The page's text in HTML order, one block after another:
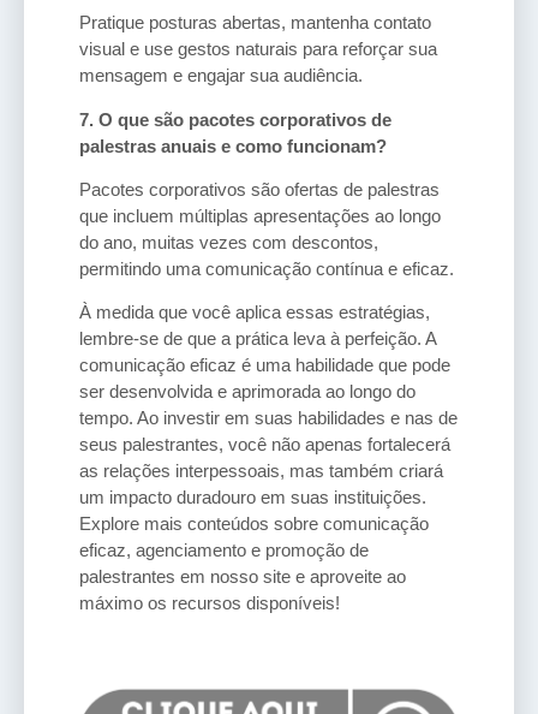
Pratique posturas abertas, mantenha contato
visual e use gestos naturais para reforçar sua
mensagem e engajar sua audiência.
7. O que são pacotes corporativos de
palestras anuais e como funcionam?
Pacotes corporativos são ofertas de palestras
que incluem múltiplas apresentações ao longo
do ano, muitas vezes com descontos,
permitindo uma comunicação contínua e eficaz.
À medida que você aplica essas estratégias,
lembre-se de que a prática leva à perfeição. A
comunicação eficaz é uma habilidade que pode
ser desenvolvida e aprimorada ao longo do
tempo. Ao investir em suas habilidades e nas de
seus palestrantes, você não apenas fortalecerá
as relações interpessoais, mas também criará
um impacto duradouro em suas instituições.
Explore mais conteúdos sobre comunicação
eficaz, agenciamento e promoção de
palestrantes em nosso site e aproveite ao
máximo os recursos disponíveis!